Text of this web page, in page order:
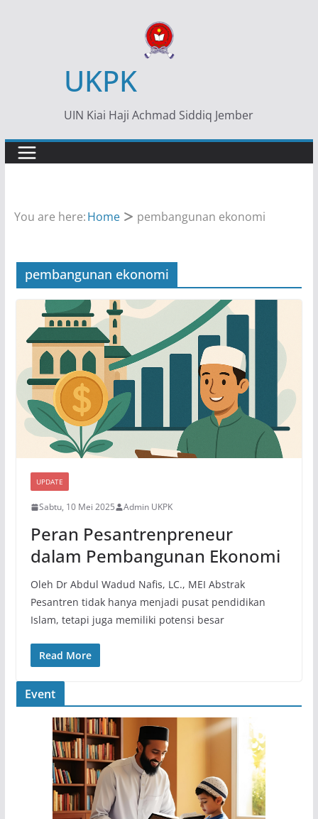
UKPK
UIN Kiai Haji Achmad Siddiq Jember
You are here:Home pembangunan ekonomi
pembangunan ekonomi
UPDATE
Sabtu, 10 Mei 2025 Admin UKPK
Peran Pesantrenpreneur
dalam Pembangunan Ekonomi
Oleh Dr Abdul Wadud Nafis, LC., MEI Abstrak
Pesantren tidak hanya menjadi pusat pendidikan
Islam, tetapi juga memiliki potensi besar
Read More
Event